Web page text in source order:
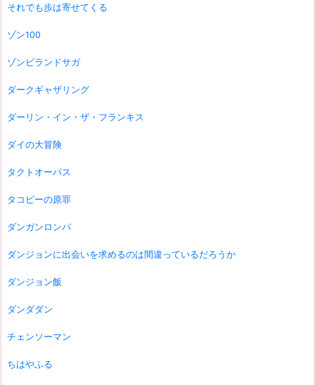
それでも歩は寄せてくる
ゾン100
ゾンビランドサガ
ダークギャザリング
ダーリン・イン・ザ・フランキス
ダイの大冒険
タクトオーパス
タコピーの原罪
ダンガンロンパ
ダンジョンに出会いを求めるのは間違っているだろうか
ダンジョン飯
ダンダダン
チェンソーマン
ちはやふる